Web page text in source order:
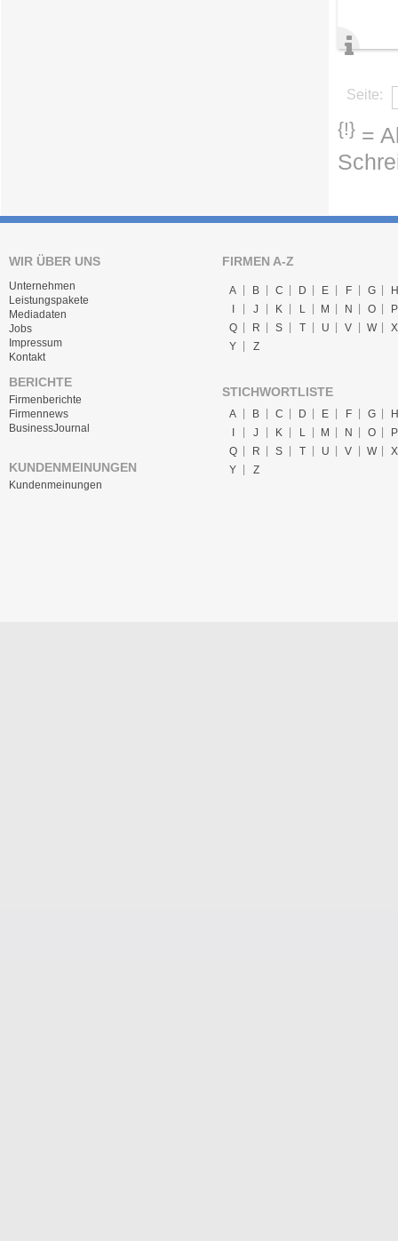
Seite:
{!} =
WIR ÜBER UNS
Unternehmen
Leistungspakete
Mediadaten
Jobs
Impressum
Kontakt
BERICHTE
Firmenberichte
Firmennews
BusinessJournal
KUNDENMEINUNGEN
Kundenmeinungen
FIRMEN A-Z
A B C D E F G
H
J K L M N O
P
Q
R S T U V W
X
Y
Z
STICHWORTLISTE
A B C D E F G
H
I
J K L M N O
P
Q
R S T U V W
X
Y
Z